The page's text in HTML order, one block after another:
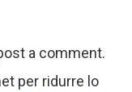
a comment.
per ridurre lo